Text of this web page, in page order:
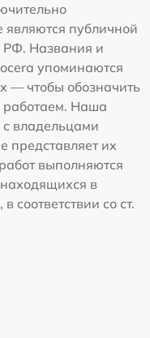
являются публичной
РФ. Названия и
упоминаются
— чтобы обозначить
работаем. Наша
владельцами
представляет их
выполняются
в
соответствии со ст.